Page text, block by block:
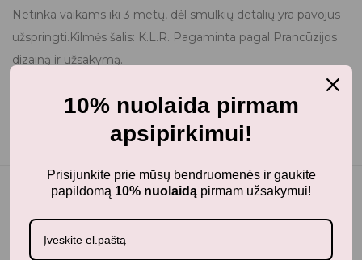
Netinka vaikams iki 3 metų, dėl smulkių detalių yra pavojus
užspringti.Kilmės šalis: K.L.R. Pagaminta pagal Prancūzijos
dizainą ir užsakymą.
Panašūs produktai
10% nuolaida pirmam
apsipirkimui!
Prisijunkite prie mūsų bendruomenės ir gaukite
papildomą 10% nuolaidą pirmam užsakymui!